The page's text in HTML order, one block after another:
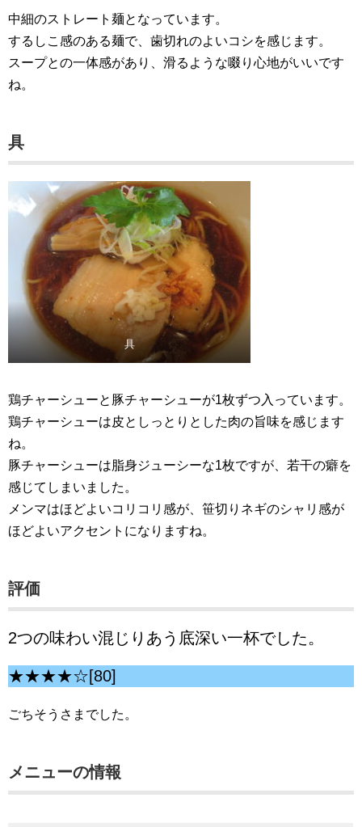
中細のストレート麺となっています。
するしこ感のある麺で、歯切れのよいコシを感じます。
スープとの一体感があり、滑るような啜り心地がいいです
ね。
具
具
鶏チャーシューと豚チャーシューが1枚ずつ入っています。
鶏チャーシューは皮としっとりとした肉の旨味を感じます
ね。
豚チャーシューは脂身ジューシーな1枚ですが、若干の癖を
感じてしまいました。
メンマはほどよいコリコリ感が、笹切りネギのシャリ感が
ほどよいアクセントになりますね。
評価
2つの味わい混じりあう底深い一杯でした。
★★★★☆[80]
ごちそうさまでした。
メニューの情報